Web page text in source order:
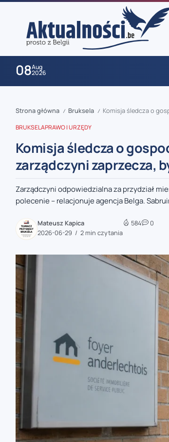
08Aug
2026
zaobserwuj nas
zaobserwuj nas
zaobserwuj nas
zaobserwuj nas
Strona główna / Bruksela / Komisja śledcza o
BRUKSELAPRAWO I URZĘDY
Komisja śledcza o
zarządczyni zaprzecza,
Zarządczyni odpowiedzialna za przydział
polecenie – relacjonuje agencja Belga.
Mateusz Kapica
2026-06-29
2 min czytania
584 0